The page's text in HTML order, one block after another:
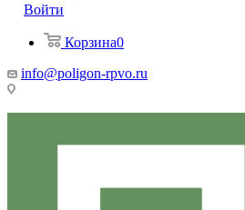
Войти
Корзина0
info@poligon-rpvo.ru